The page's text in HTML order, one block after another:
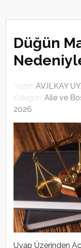
Düğün
Yazar: AV.İLKAY
Kategori: Aile ve
2026
Uyap Üzerinden